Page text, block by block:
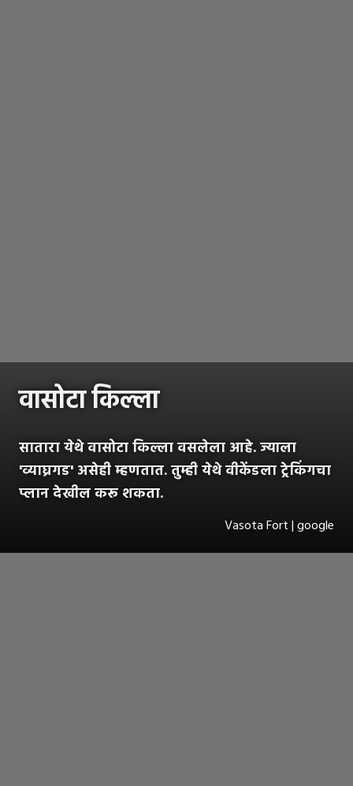
वासोटा किल्ला
सातारा येथे वासोटा किल्ला वसलेला आहे. ज्याला
'व्याघ्रगड' असेही म्हणतात. तुम्ही येथे वीकेंडला ट्रेकिंगचा
प्लान देखील करू शकता.
Vasota Fort | google